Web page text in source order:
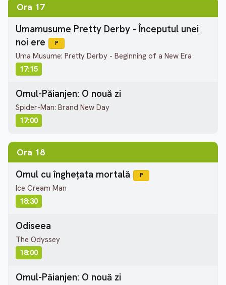
Ora 17
Umamusume Pretty Derby - Începutul unei
noi ere
P
Uma Musume: Pretty Derby - Beginning of a New Era
17:15
Omul-Păianjen: O nouă zi
Spider-Man: Brand New Day
17:00
Ora 18
Omul cu înghețata mortală P
Ice Cream Man
18:30
Odiseea
The Odyssey
18:00
Omul-Păianjen: O nouă zi